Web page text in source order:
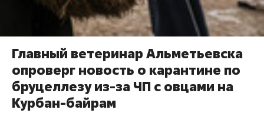
Главный ветеринар Альметьевска
опроверг новость о карантине по
бруцеллезу из-за ЧП с овцами на
Курбан-байрам